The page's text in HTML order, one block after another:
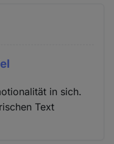
in sich.
Text